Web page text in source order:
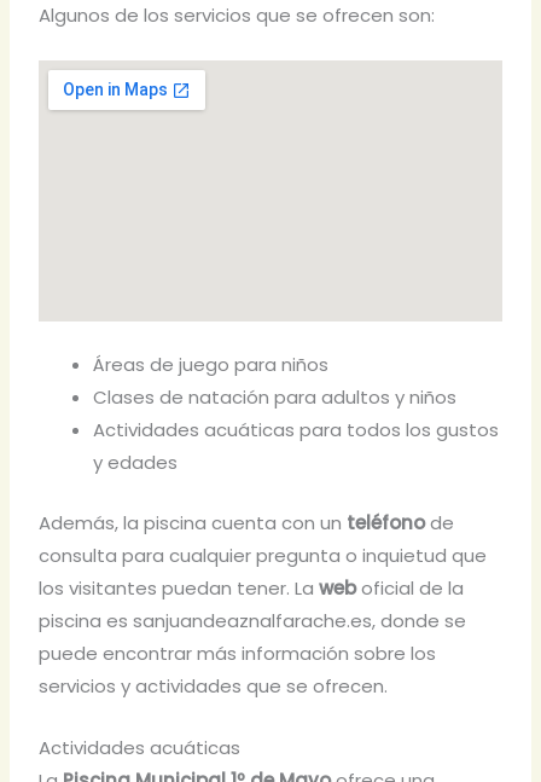
Algunos de los servicios que se ofrecen son:
Áreas de juego para niños
Clases de natación para adultos y niños
Actividades acuáticas para todos los gustos
y edades
Además, la piscina cuenta con un teléfonode
consulta para cualquier pregunta o inquietud que
los visitantes puedan tener. Laweboficial de la
piscina es sanjuandeaznalfarache.es, donde se
puede encontrar más información sobre los
servicios y actividades que se ofrecen.
Actividades acuáticas